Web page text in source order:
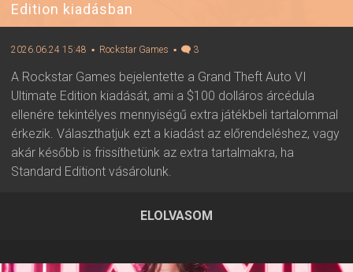
Edition kiadásban
2026.06.24 15:48 ▪ Rockstar Games ▪ 3
A Rockstar Games bejelentette a Grand Theft Auto VI
Ultimate Edition kiadását, ami a $100 dolláros árcédula
ellenére tekintélyes mennyiségű extra játékbeli tartalommal
érkezik. Választhatjuk ezt a kiadást az előrendeléshez, vagy
akár később is frissíthetünk az extra tartalmakra, ha
Standard Editiont vásárolunk.
2026.06.24 15:48 ▪ Forrás:Rockstar Games
ELOLVASOM